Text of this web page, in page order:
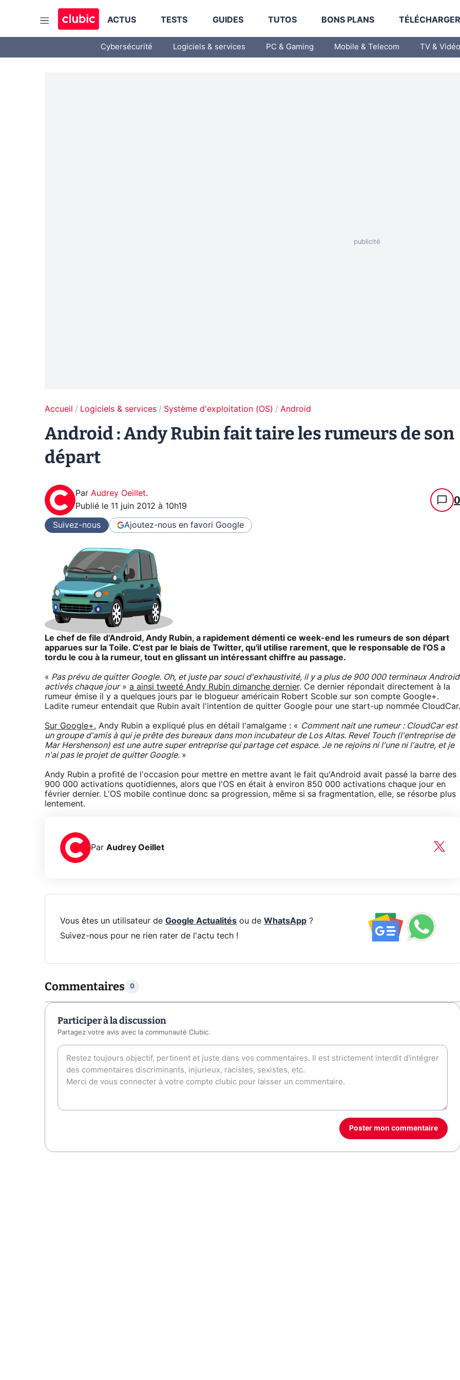
ACTUS TESTS GUIDES TUTOS BONS PLANS
Cybersécurité Logiciels & services PC & Gaming Mobile & Telecom TV & Vidéo
Accueil Logiciels & services Système d'exploitation (OS) Android
Android : Andy Rubin fait taire les rumeurs de son
départ
Par Audrey Oeillet.
Publié le 11 juin 2012 à 10h19 0
Suivez-nous Ajoutez-nous en favori Google
Le chef de file d'Android, Andy Rubin, a rapidement démenti ce week-end les rumeurs de son départ
apparues sur la Toile. C'est par le biais de Twitter, qu'il utilise rarement, que le responsable de l'OS a
tordu le cou à la rumeur, tout en glissant un intéressant chiffre au passage.
« Pas prévu de quitter Google. Oh, et juste par souci d'exhaustivité, il y a plus de 900 000 terminaux Android
activés chaque jour» a ainsi tweeté Andy Rubin dimanche dernier. Ce dernier répondait directement à la
rumeur émise il y a quelques jours par le blogueur américain Robert Scoble sur son compte Google+.
Ladite rumeur entendait que Rubin avait l'intention de quitter Google pour une start-up nommée CloudCar.
Sur Google+, Andy Rubin a expliqué plus en détail l'amalgame : « Comment nait une rumeur : CloudCar est
un groupe d'amis à qui je prête des bureaux dans mon incubateur de Los Altas. Revel Touch (l'entreprise de
Mar Hershenson) est une autre super entreprise qui partage cet espace. Je ne rejoins ni l'une ni l'autre, et je
n'ai pas le projet de quitter Google. »
Andy Rubin a profité de l'occasion pour mettre en mettre avant le fait qu'Android avait passé la barre des
900 000 activations quotidiennes, alors que l'OS en était à environ 850 000 activations chaque jour en
février dernier. L'OS mobile continue donc sa progression, même si sa fragmentation, elle, se résorbe plus
lentement.
Par Audrey Oeillet
Vous êtes un utilisateur de Google Actualitésou de WhatsApp?
Suivez-nous pour ne rien rater de l'actu tech !
Commentaires 0
Participer à la discussion
Partagez votre avis avec la communauté Clubic.
Poster mon commentaire